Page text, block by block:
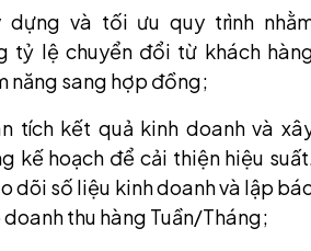
dựng và tối ưu quy trình
tỷ lệ chuyển đổi từ khách
năng sang hợp đồng;
tích kết quả kinh doanh và
kế hoạch để cải thiện hiệu
dõi số liệu kinh doanh và lập
thu hàng Tuần/Tháng;